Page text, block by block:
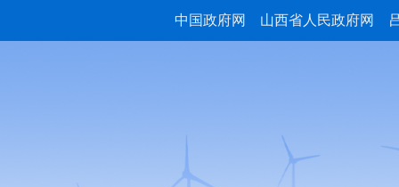
中国政府网 山西省人民政府网